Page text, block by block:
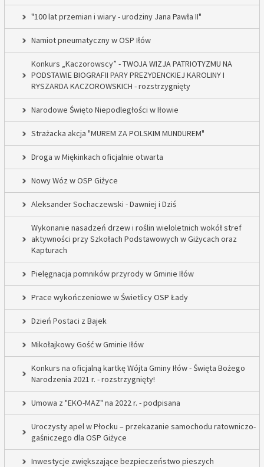
"100 lat przemian i wiary - urodziny Jana Pawła II"
Namiot pneumatyczny w OSP Iłów
Konkurs „Kaczorowscy” - TWOJA WIZJA PATRIOTYZMU NA
PODSTAWIE BIOGRAFII PARY PREZYDENCKIEJ KAROLINY I
RYSZARDA KACZOROWSKICH - rozstrzygnięty
Narodowe Święto Niepodległości w Iłowie
Strażacka akcja "MUREM ZA POLSKIM MUNDUREM"
Droga w Miękinkach oficjalnie otwarta
Nowy Wóz w OSP Giżyce
Aleksander Sochaczewski - Dawniej i Dziś
Wykonanie nasadzeń drzew i roślin wieloletnich wokół stref
aktywności przy Szkołach Podstawowych w Giżycach oraz
Kapturach
Pielęgnacja pomników przyrody w Gminie Iłów
Prace wykończeniowe w Świetlicy OSP Łady
Dzień Postaci z Bajek
Mikołajkowy Gość w Gminie Iłów
Konkurs na oficjalną kartkę Wójta Gminy Iłów - Święta Bożego
Narodzenia 2021 r. - rozstrzygnięty!
Umowa z "EKO-MAZ" na 2022 r. - podpisana
Uroczysty apel w Płocku – przekazanie samochodu ratowniczo-
gaśniczego dla OSP Giżyce
Inwestycje zwiększające bezpieczeństwo pieszych